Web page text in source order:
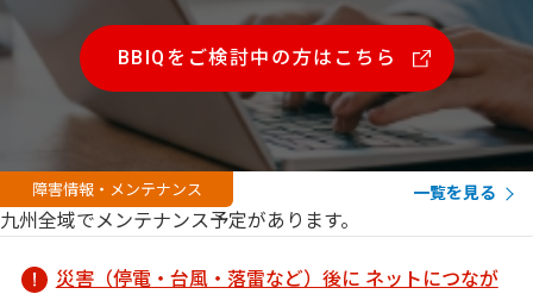
BBIQをご検討中の方はこちら
障害情報・メンテナンス
九州全域でメンテナンス予定があります。
一覧を見る
災害（停電・台風・落雷など）後に ネットにつなが